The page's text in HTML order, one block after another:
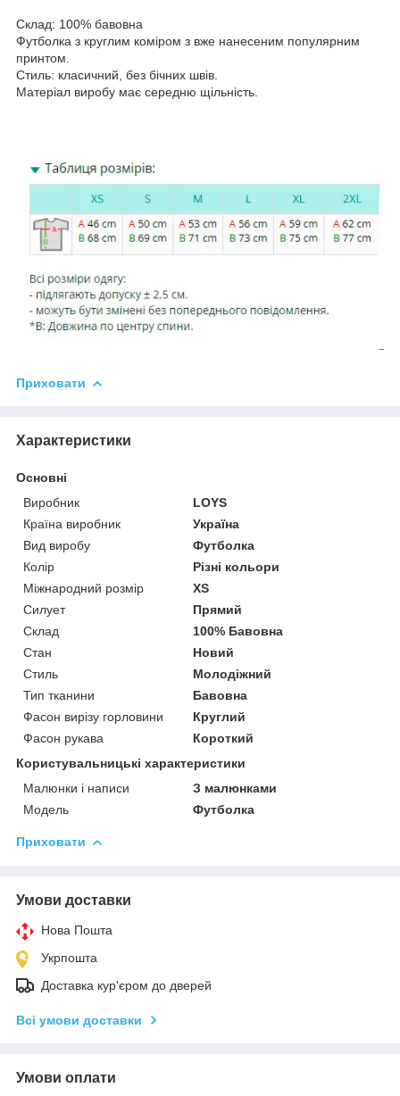
Склад: 100% бавовна
Футболка з круглим коміром з вже нанесеним популярним
принтом.
Стиль: класичний, без бічних швів.
Матеріал виробу має середню щільність.
Приховати
Характеристики
Основні
Виробник
LOYS
Країна виробник
Україна
Вид виробу
Футболка
Колір
Різні кольори
Міжнародний розмір
XS
Силует
Прямий
Склад
100% Бавовна
Стан
Новий
Стиль
Молодіжний
Тип тканини
Бавовна
Фасон вирізу горловини
Круглий
Фасон рукава
Короткий
Користувальницькі характеристики
Малюнки і написи
З малюнками
Модель
Футболка
Приховати
Умови доставки
Нова Пошта
Укрпошта
Доставка кур'єром до дверей
Всі умови доставки
Умови оплати